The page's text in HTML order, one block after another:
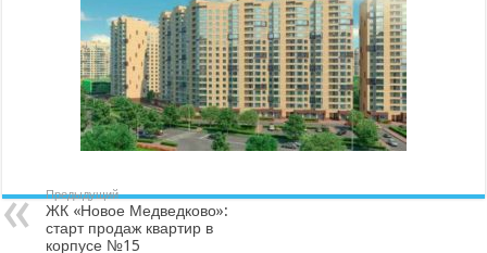
Предыдущий
ЖК «Новое Медведково»:
старт продаж квартир в
корпусе №15